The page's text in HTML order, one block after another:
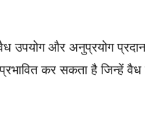
वैध उपयोग और अनुप्रयोग
कर सकता है जिन्हें वैध